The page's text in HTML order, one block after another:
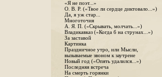
«Я не поэт...»
О. В. Р. («Твое ли сердце диктовало...»)
Да, я уж стар...
Многоточия
А. Я. П. («Скрывать, молчать...»)
Владикавказ («Когда б на струнах...»)
За заставой
Картинка
Праздничное утро, или Мысли,
вызываемые звоном к заутрене
Новый год («Опять удалился...»)
Последняя встреча
На смерть горянки